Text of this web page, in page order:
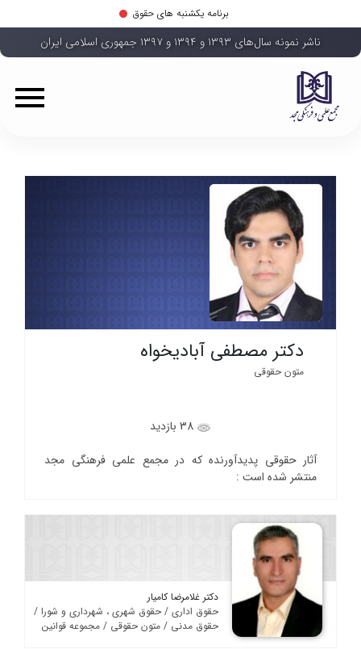
برنامه یکشنبه های حقوق
ناشر نمونه سال‌های ۱۳۹۳ و ۱۳۹۴ و ۱۳۹۷ جمهوری اسلامی ایران
دکتر مصطفی آبادیخواه
متون حقوقی
آثار حقوقی پدیدآورنده که در مجمع علمی فرهنگی مجد
منتشر شده است :
دکتر غلامرضا کامیار
حقوق اداری / حقوق شهری ، شهرداری و شورا /
حقوق مدنی / متون حقوقی / مجموعه قوانین